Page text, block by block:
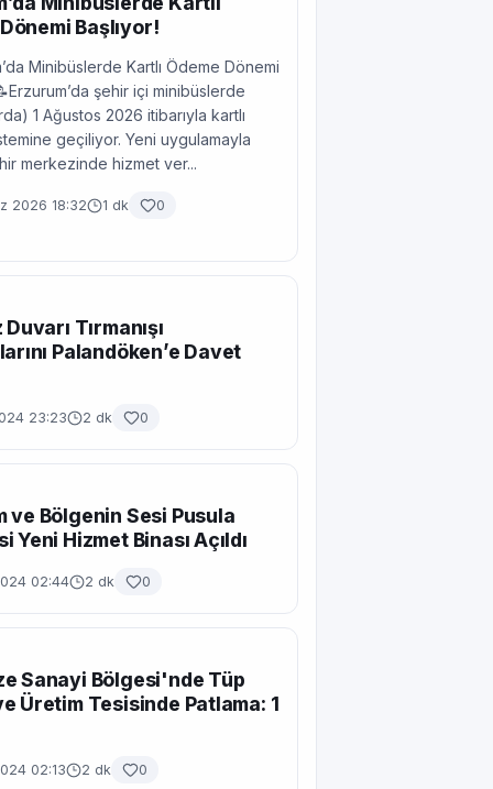
Başlıyor!
Minibüslerde Kartlı Ödeme Dönemi
şehir içi minibüslerde
1 Ağustos 2026 itibarıyla kartlı
geçiliyor. Yeni uygulamayla
merkezinde hizmet ver...
2026 18:32 1 dk 0
Tırmanışı
Palandöken’e Davet
23:23 2 dk 0
ve Bölgenin Sesi Pusula
Yeni Hizmet Binası Açıldı
02:44 2 dk 0
Sanayi Bölgesi'nde Tüp
Üretim Tesisinde Patlama: 1
02:13 2 dk 0